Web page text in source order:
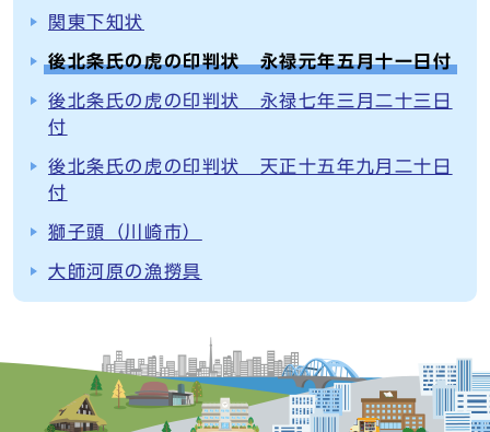
関東下知状
後北条氏の虎の印判状 永禄元年五月十一日付
後北条氏の虎の印判状 永禄七年三月二十三日
付
後北条氏の虎の印判状 天正十五年九月二十日
付
獅子頭（川崎市）
大師河原の漁撈具